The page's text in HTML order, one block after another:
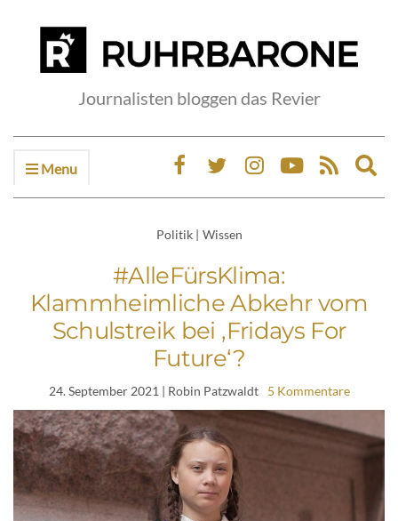
Journalisten bloggen das Revier
Menu
Politik | Wissen
#AlleFürsKlima:
Klammheimliche Abkehr vom
Schulstreik bei ‚Fridays For
Future‘?
24. September 2021 | Robin Patzwaldt 5 Kommentare